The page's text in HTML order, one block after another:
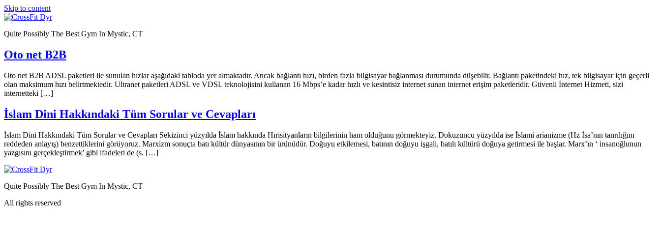
Skip to content
Quite Possibly The Best Gym In Mystic, CT
Oto net B2B
Oto net B2B ADSL paketleri ile sunulan hızlar aşağıdaki tabloda yer almaktadır. Ancak bağlantı hızı, birden fazla bilgisayar bağlanması durumunda düşebilir. Bağlantı paketindeki hız, tek bilgisayar için geçerli
olan maksimum hızı belirtmektedir. Ultranet paketleri ADSL ve VDSL teknolojisini kullanan 16 Mbps’e kadar hızlı ve kesintisiz internet sunan internet erişim paketleridir. Güvenli İnternet Hizmeti, sizi
internetteki […]
İslam Dini Hakkındaki Tüm Sorular ve Cevapları
İslam Dini Hakkındaki Tüm Sorular ve Cevapları Sekizinci yüzyılda İslam hakkında Hırisityanların bilgilerinin ham olduğunu görmekteyiz. Dokuzuncu yüzyılda ise İslami arianizme (Hz İsa’nın tanrılığını
reddeden anlayış) benzettiklerini görüyoruz. Marxizm sonuçta batı kültür dünyasının bir ürünüdür. Doğuyu etkilemesi, batının doğuyu işgali, batılı kültürü doğuya getirmesi ile başlar. Marx’ın ‘ insanoğlunun
yazgısını gerçekleştirmek’ gibi ifadeleri de (s. […]
Quite Possibly The Best Gym In Mystic, CT
All rights reserved